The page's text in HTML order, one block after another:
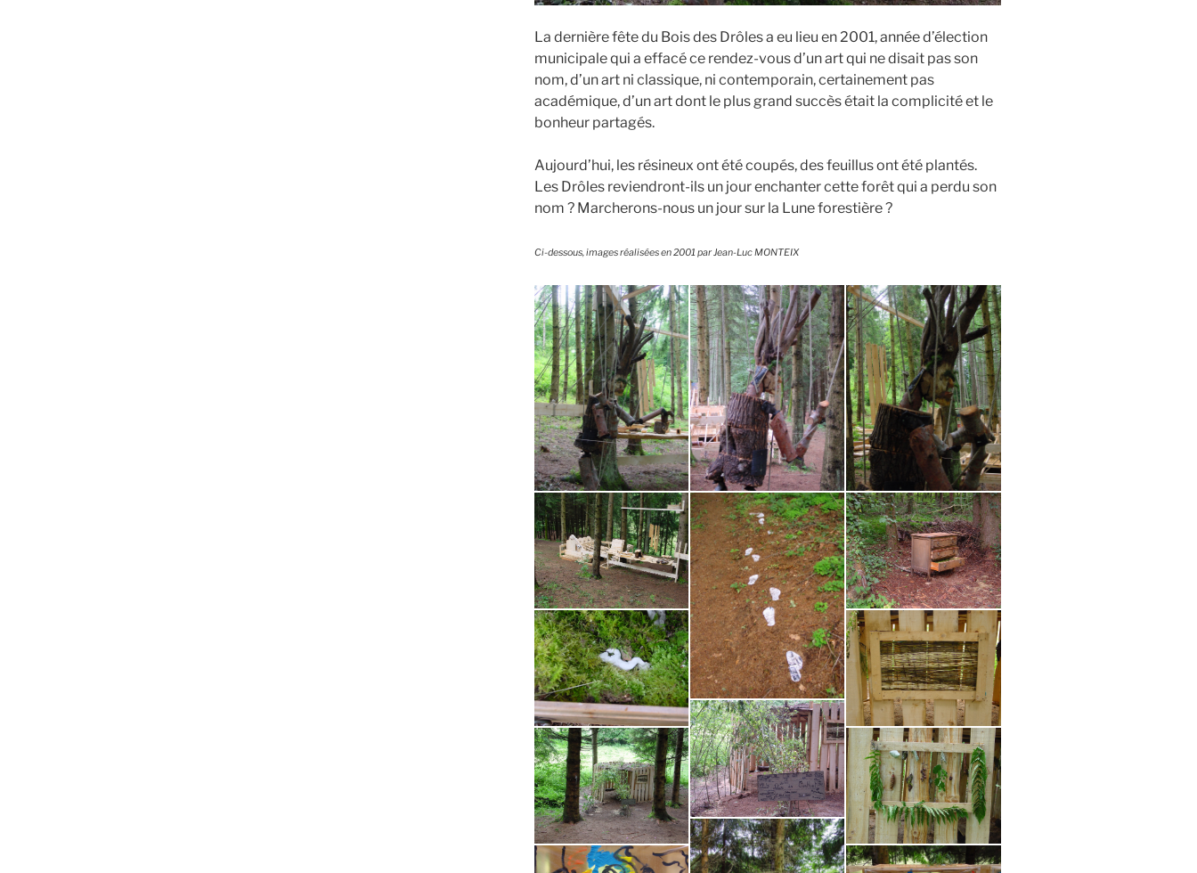
La dernière fête du Bois des Drôles a eu lieu en 2001, année d’élection
municipale qui a effacé ce rendez-vous d’un art qui ne disait pas son
nom, d’un art ni classique, ni contemporain, certainement pas
académique, d’un art dont le plus grand succès était la complicité et le
bonheur partagés.
Aujourd’hui, les résineux ont été coupés, des feuillus ont été plantés.
Les Drôles reviendront-ils un jour enchanter cette forêt qui a perdu son
nom ? Marcherons-nous un jour sur la Lune forestière ?
Ci-dessous, images réalisées en 2001 par Jean-Luc MONTEIX